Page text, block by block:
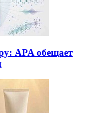
APA обещает